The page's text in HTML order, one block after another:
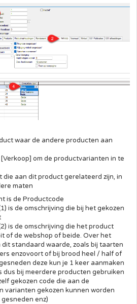
waar de andere producten aan
om de productvarianten in te
die aan dit product gerelateerd zijn, in
maten
is de Productcode
is de omschrijving die bij het gekozen
is de omschrijving die het product
of de webshop of beide. Over het
dit standaard waarde, zoals bij taarten
enzovoort of bij brood heel / half of
deze kun je 1 keer aanmaken
dus bij meerdere producten gebruiken
gekozen code die aan de
varianten gekozen kunnen worden
enz)